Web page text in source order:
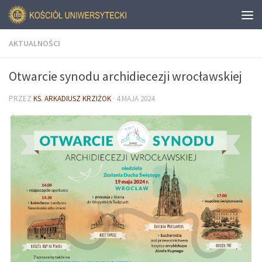
AKTUALNOŚCI
Otwarcie synodu archidiecezji wrocławskiej
PRZEZ KS. ARKADIUSZ KRZIŻOK · 4 MAJA 2024